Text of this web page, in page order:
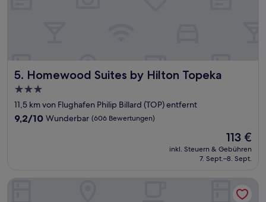
5. Homewood Suites by Hilton Topeka
Homewood Suites by Hilton Topeka
3.0-
Sterne-
Unterkunft
11,5 km von Flughafen Philip Billard (TOP) entfernt
9.2
9,2/10 Wunderbar (606 Bewertungen)
Der
Preis
beträgt
113 €
inkl. Steuern & Gebühren
7. Sept.–8. Sept.
Endeavor Inn & Suites, Trademark Collection by Wyndham